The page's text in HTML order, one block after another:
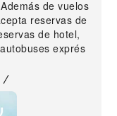
de vuelos
reservas de
de hotel,
exprés